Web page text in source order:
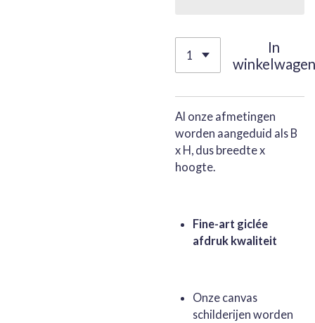
In
winkelwagen
Al onze afmetingen
worden aangeduid als B
x H, dus breedte x
hoogte.
Fine-art giclée
afdruk kwaliteit
Onze canvas
schilderijen worden